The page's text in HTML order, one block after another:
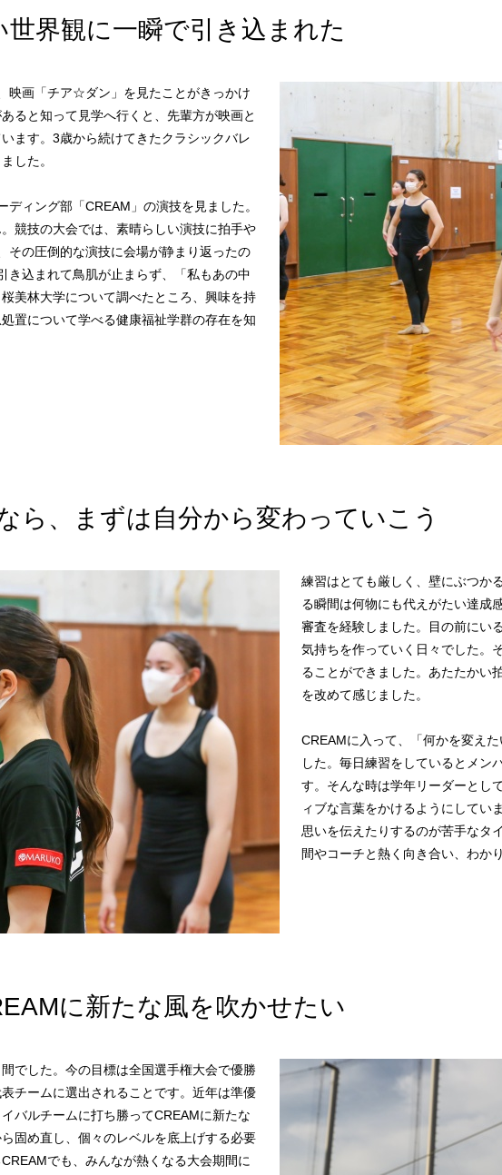
界観に一瞬で引き込まれた
映画「チア☆ダン」を見たことがきっかけ
ると知って見学へ行くと、先輩方が映画と
ます。3歳から続けてきたクラシックバレ
した。
ィング部「CREAM」の演技を見ました。
競技の大会では、素晴らしい演技に拍手や
その圧倒的な演技に会場が静まり返ったの
き込まれて鳥肌が止まらず、「私もあの中
美林大学について調べたところ、興味を持
置について学べる健康福祉学群の存在を知
ら、まずは自分から変わっていこう
練習はとても厳しく、壁にぶつか
る瞬間は何物にも代えがたい達成
審査を経験しました。目の前にい
気持ちを作っていく日々でした。
ることができました。あたたかい
を改めて感じました。
CREAMに入って、「何かを変え
した。毎日練習をしているとメン
す。そんな時は学年リーダーとし
ィブな言葉をかけるようにしてい
思いを伝えたりするのが苦手なタ
間やコーチと熱く向き合い、わか
に新たな風を吹かせたい
でした。今の目標は全国選手権大会で優勝
チームに選出されることです。近年は準優
バルチームに打ち勝ってCREAMに新たな
固め直し、個々のレベルを底上げする必要
でも、みんなが熱くなる大会期間に